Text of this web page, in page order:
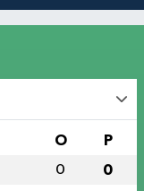
O P
0 0